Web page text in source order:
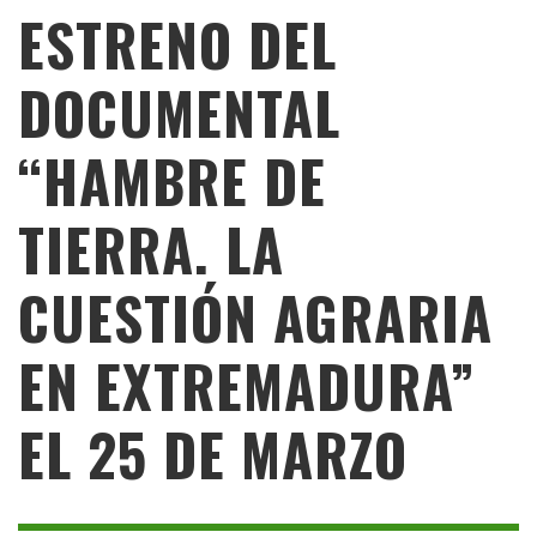
ESTRENO DEL
DOCUMENTAL
“HAMBRE DE
TIERRA. LA
CUESTIÓN AGRARIA
EN EXTREMADURA”
EL 25 DE MARZO